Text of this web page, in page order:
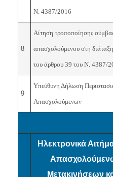
Ν. 4387/2016
8
Αίτηση τροποποίησης
απασχολούμενου στη
του άρθρου 39 του Ν. 4387/
9
Υπεύθυνη Δήλωση
Απασχολούμενων
Ηλεκτρονικά
Μετακινήσεων